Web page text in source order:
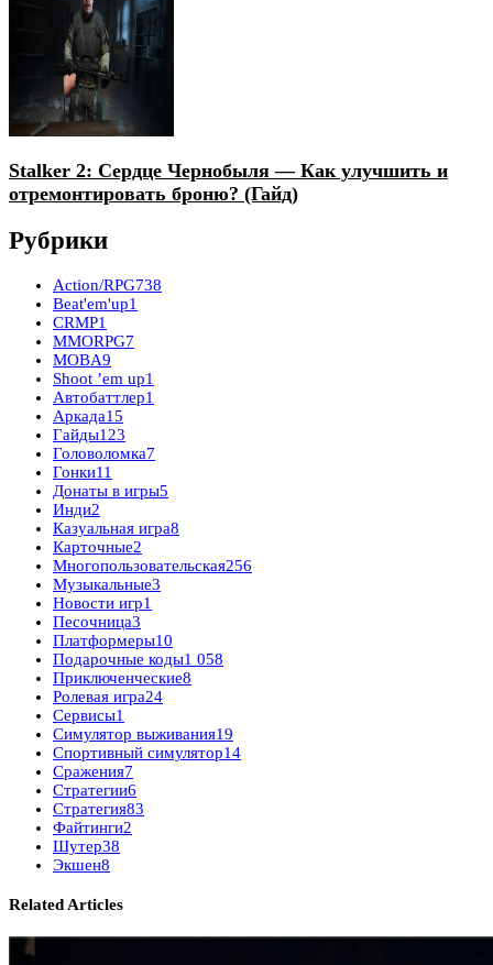
Stalker 2: Сердце Чернобыля — Как улучшить и
отремонтировать броню? (Гайд)
Рубрики
Action/RPG738
Beat'em'up1
CRMP1
MMORPG7
MOBA9
Shoot ’em up1
Автобаттлер1
Аркада15
Гайды123
Головоломка7
Гонки11
Донаты в игры5
Инди2
Казуальная игра8
Карточные2
Многопользовательская256
Музыкальные3
Новости игр1
Песочница3
Платформеры10
Подарочные коды1 058
Приключенческие8
Ролевая игра24
Сервисы1
Симулятор выживания19
Спортивный симулятор14
Сражения7
Стратегии6
Стратегия83
Файтинги2
Шутер38
Экшен8
Related Articles